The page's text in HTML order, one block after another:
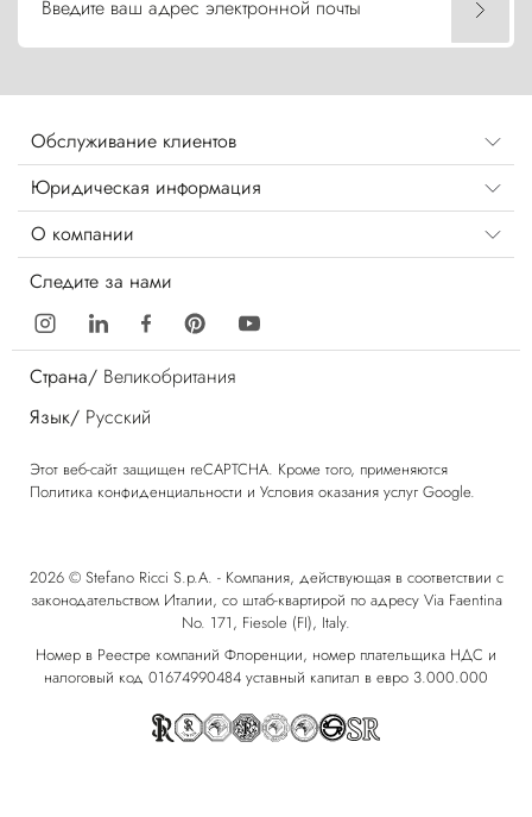
Введите ваш адрес электронной почты
Обслуживание клиентов
Юридическая информация
О компании
Следите за нами
Страна/ Великобритания
Язык/ Русский
Этот веб-сайт защищен reCAPTCHA. Кроме того, применяются
Политика конфиденциальности и Условия оказания услуг Google.
2026 © Stefano Ricci S.p.A. - Компания, действующая в соответствии с
законодательством Италии, со штаб-квартирой по адресу Via Faentina
No. 171, Fiesole (FI), Italy.
Номер в Реестре компаний Флоренции, номер плательщика НДС и
налоговый код 01674990484 уставный капитал в евро 3.000.000